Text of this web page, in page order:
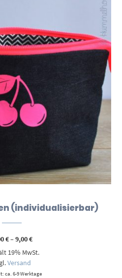
(individualisierbar)
€–9,00€Preisspanne:
bis
19% MwSt.
Versand
ca. 6-9 Werktage